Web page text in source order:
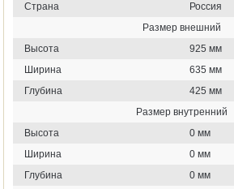
Страна
Россия
Размер внешний
Высота
925 мм
Ширина
635 мм
Глубина
425 мм
Размер внутренний
Высота
0 мм
Ширина
0 мм
Глубина
0 мм